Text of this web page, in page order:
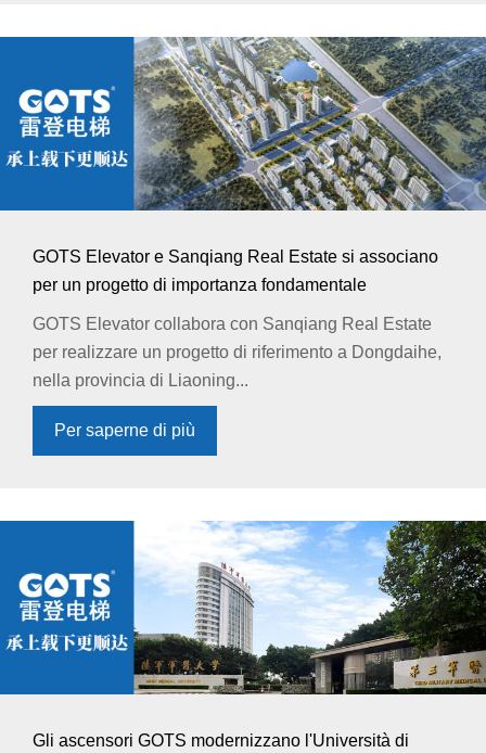
GOTS Elevator e Sanqiang Real Estate si associano
per un progetto di importanza fondamentale
GOTS Elevator collabora con Sanqiang Real Estate
per realizzare un progetto di riferimento a Dongdaihe,
nella provincia di Liaoning...
Per saperne di più
Gli ascensori GOTS modernizzano l'Università di